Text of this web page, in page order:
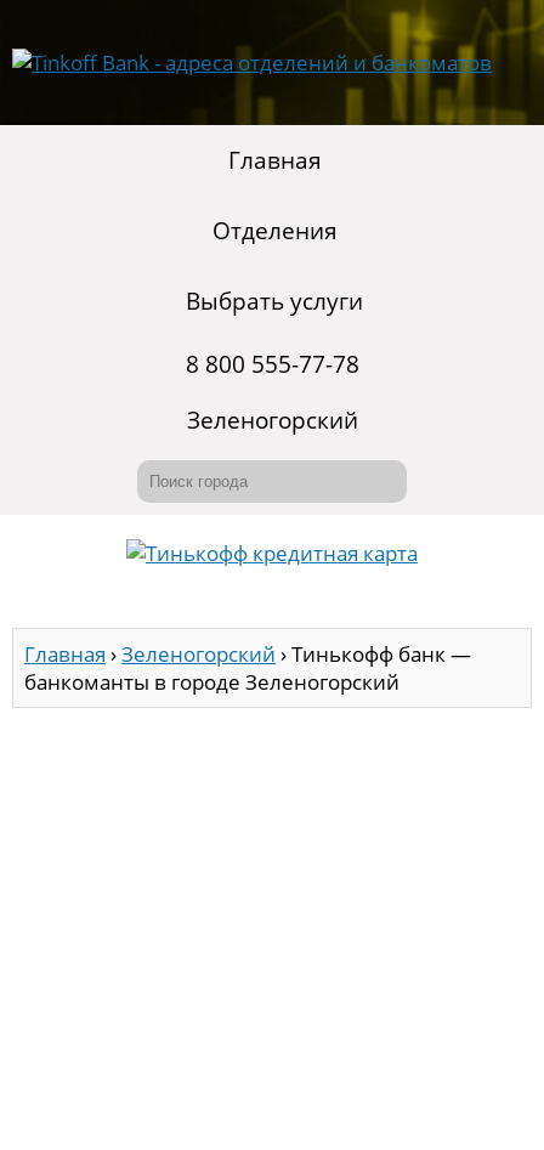
Главная
Отделения
Выбрать услуги
8 800 555-77-78
Зеленогорский
Главная ›Зеленогорский ›Тинькофф банк —
банкоманты в городе Зеленогорский